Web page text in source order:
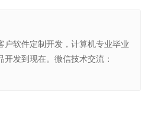
户软件定制开发，计算机专业毕业
发到现在。微信技术交流：